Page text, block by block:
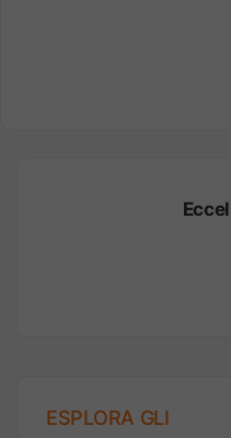
ESPLORA GLI